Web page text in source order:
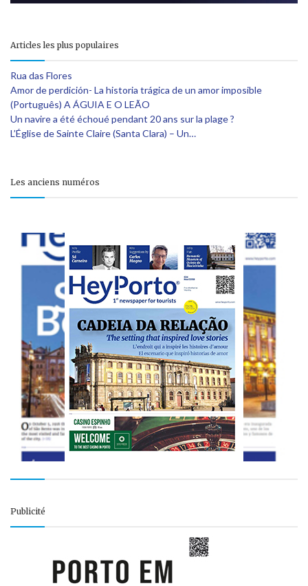
Articles les plus populaires
Rua das Flores
Amor de perdición- La historia trágica de un amor imposible
(Português) A ÁGUIA E O LEÃO
Un navire a été échoué pendant 20 ans sur la plage ?
L’Église de Sainte Claire (Santa Clara) – Un…
Les anciens numéros
Publicité